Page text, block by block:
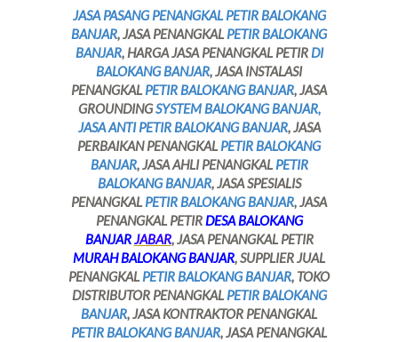
JASA PASANG PENANGKAL PETIR BALOKANG
BANJAR, JASA PENANGKAL PETIR BALOKANG
BANJAR, HARGA JASA PENANGKAL PETIRDI
BALOKANG BANJAR, JASA INSTALASI
PENANGKAL PETIR BALOKANG BANJAR, JASA
GROUNDINGSYSTEM BALOKANG BANJAR,
JASA ANTI PETIR BALOKANG BANJAR, JASA
PERBAIKAN PENANGKAL PETIR BALOKANG
BANJAR, JASA AHLI PENANGKAL PETIR
BALOKANG BANJAR, JASA SPESIALIS
PENANGKAL PETIR BALOKANG BANJAR, JASA
PENANGKAL PETIRDESA BALOKANG
BANJARJABAR, JASA PENANGKAL PETIR
MURAH BALOKANG BANJAR, SUPPLIER JUAL
PENANGKAL PETIR BALOKANG BANJAR, TOKO
DISTRIBUTOR PENANGKAL PETIR BALOKANG
BANJAR, JASA KONTRAKTOR PENANGKAL
PETIR BALOKANG BANJAR, JASA PENANGKAL